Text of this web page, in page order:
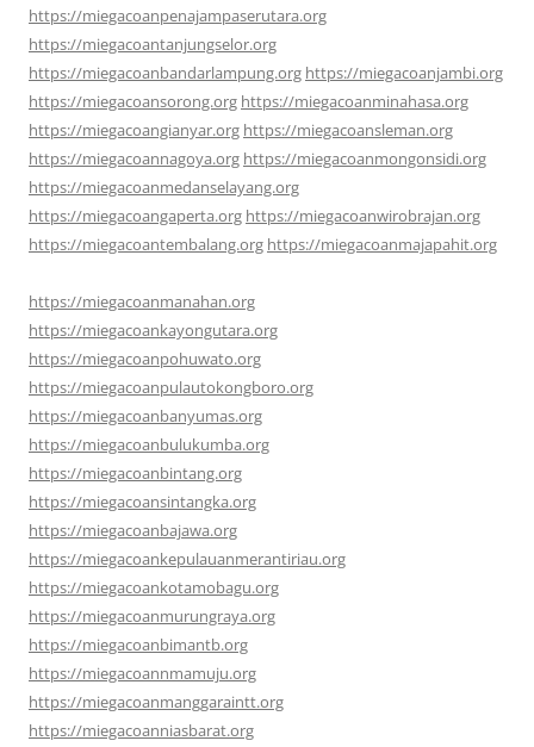
https://miegacoanpenajampaserutara.org
https://miegacoantanjungselor.org
https://miegacoanbandarlampung.org https://miegacoanjambi.org
https://miegacoansorong.org https://miegacoanminahasa.org
https://miegacoangianyar.org https://miegacoansleman.org
https://miegacoannagoya.org https://miegacoanmongonsidi.org
https://miegacoanmedanselayang.org
https://miegacoangaperta.org https://miegacoanwirobrajan.org
https://miegacoantembalang.org https://miegacoanmajapahit.org
https://miegacoanmanahan.org
https://miegacoankayongutara.org
https://miegacoanpohuwato.org
https://miegacoanpulautokongboro.org
https://miegacoanbanyumas.org
https://miegacoanbulukumba.org
https://miegacoanbintang.org
https://miegacoansintangka.org
https://miegacoanbajawa.org
https://miegacoankepulauanmerantiriau.org
https://miegacoankotamobagu.org
https://miegacoanmurungraya.org
https://miegacoanbimantb.org
https://miegacoannmamuju.org
https://miegacoanmanggaraintt.org
https://miegacoanniasbarat.org